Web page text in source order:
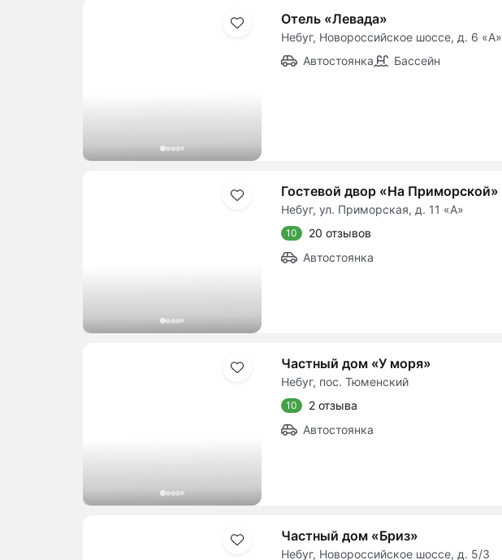
Отель «Левада»
Небуг, Новороссийское шоссе, д. 6 «А»
Автостоянка
Бассейн
Гостевой двор «На Приморской»
Небуг, ул. Приморская, д. 11 «А»
10
20 отзывов
Автостоянка
Частный дом «У моря»
Небуг, пос. Тюменский
10
2 отзыва
Автостоянка
Частный дом «Бриз»
Небуг, Новороссийское шоссе, д. 5/3